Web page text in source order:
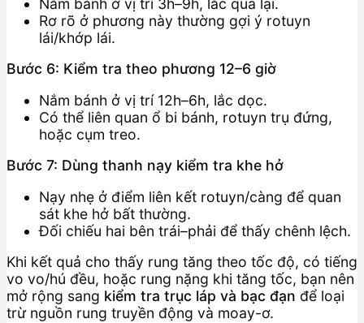
Rơ rõ ở phương này thường gợi ý rotuyn
lái/khớp lái.
Bước 6: Kiểm tra theo phương 12–6 giờ
Nắm bánh ở vị trí 12h–6h, lắc dọc.
Có thể liên quan ổ bi bánh, rotuyn trụ đứng,
hoặc cụm treo.
Bước 7: Dùng thanh nạy kiểm tra khe hở
Nạy nhẹ ở điểm liên kết rotuyn/càng để quan
sát khe hở bất thường.
Đối chiếu hai bên trái–phải để thấy chênh lệch.
Khi kết quả cho thấy rung tăng theo tốc độ, có tiếng
vo vo/hú đều, hoặc rung nặng khi tăng tốc, bạn nên
mở rộng sang kiểm tra trục láp và bạc đạn để loại
trừ nguồn rung truyền động và moay-ơ.